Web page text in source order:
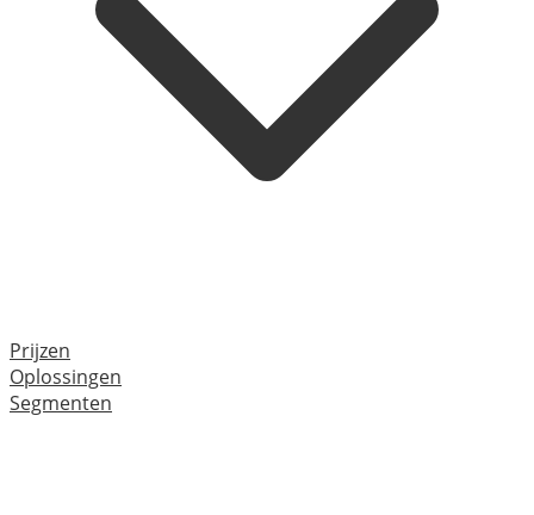
Prijzen
Oplossingen
Segmenten